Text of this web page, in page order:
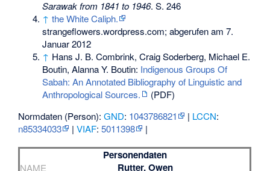
Sarawak from 1841 to 1946. S. 246
↑ the White Caliph.
strangeflowers.wordpress.com; abgerufen am 7.
Januar 2012
↑ Hans J. B. Combrink, Craig Soderberg, Michael E.
Boutin, Alanna Y. Boutin: Indigenous Groups Of
Sabah: An Annotated Bibliography of Linguistic and
Anthropological Sources.
(PDF)
Normdaten (Person):GND: 1043786821 | LCCN:
n85334033
|VIAF:5011398 |
Personendaten
NAME Rutter, Owen